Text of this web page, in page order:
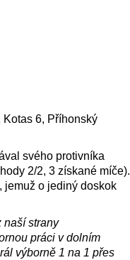
Kotas 6, Příhonský
svého protivníka
2/2, 3 získané míče).
jemuž o jediný doskok
naší strany
práci v dolním
výborně 1 na 1 přes